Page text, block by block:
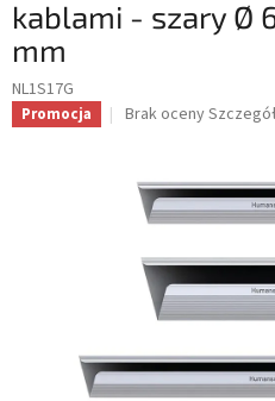
kablami - szary Ø
mm
NL1S17G
Promocja
Średnia
wynosi
0.0
gwiazdek.
Brak oceny